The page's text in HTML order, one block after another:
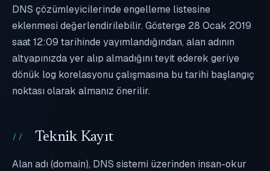
DNS çözümleyicilerinde engelleme listesine
eklenmesi değerlendirilebilir. Gösterge 28 Ocak 2019
saat 12:09 tarihinde yayımlandığından, alan adının
altyapınızda yer alıp almadığını teyit ederek geriye
dönük log korelasyonu çalışmasına bu tarihi başlangıç
noktası olarak almanız önerilir.
Teknik Kayıt
Alan adı (domain), DNS sistemi üzerinden insan-okur